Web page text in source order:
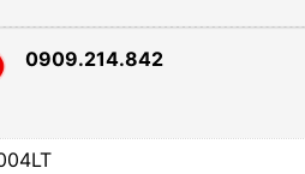
0909.214.842